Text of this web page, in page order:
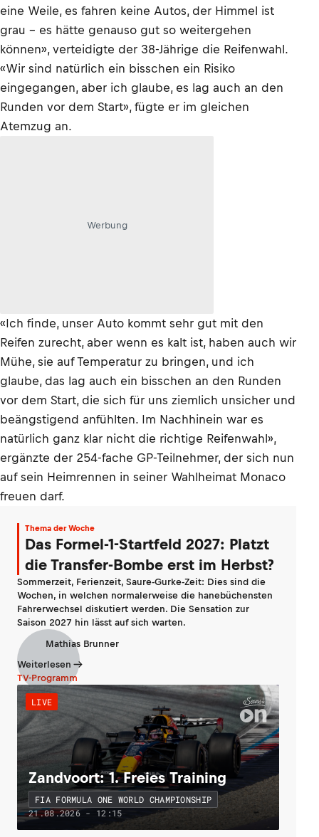
eine Weile, es fahren keine Autos, der Himmel ist
grau – es hätte genauso gut so weitergehen
können», verteidigte der 38-Jährige die Reifenwahl.
«Wir sind natürlich ein bisschen ein Risiko
eingegangen, aber ich glaube, es lag auch an den
Runden vor dem Start», fügte er im gleichen
Atemzug an.
Werbung
«Ich finde, unser Auto kommt sehr gut mit den
Reifen zurecht, aber wenn es kalt ist, haben auch wir
Mühe, sie auf Temperatur zu bringen, und ich
glaube, das lag auch ein bisschen an den Runden
vor dem Start, die sich für uns ziemlich unsicher und
beängstigend anfühlten. Im Nachhinein war es
natürlich ganz klar nicht die richtige Reifenwahl»,
ergänzte der 254-fache GP-Teilnehmer, der sich nun
auf sein Heimrennen in seiner Wahlheimat Monaco
freuen darf.
Thema der Woche
Das Formel-1-Startfeld 2027: Platzt
die Transfer-Bombe erst im Herbst?
Sommerzeit, Ferienzeit, Saure-Gurke-Zeit: Dies sind die
Wochen, in welchen normalerweise die hanebüchensten
Fahrerwechsel diskutiert werden. Die Sensation zur
Saison 2027 hin lässt auf sich warten.
Mathias Brunner
Weiterlesen
TV-Programm
LIVE
Zandvoort: 1. Freies Training
FIA FORMULA ONE WORLD CHAMPIONSHIP
21.08.2026 - 12:15